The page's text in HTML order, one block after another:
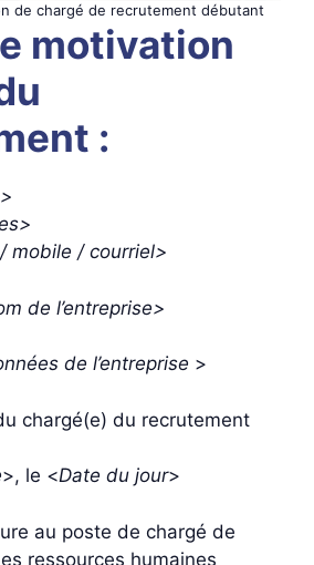
de chargé de recrutement débutant
motivation
:
mobile / courriel>
de l’entreprise>
de l’entreprise >
chargé(e) du recrutement
>, le <Date du jour>
au poste de chargé de
ressources humaines